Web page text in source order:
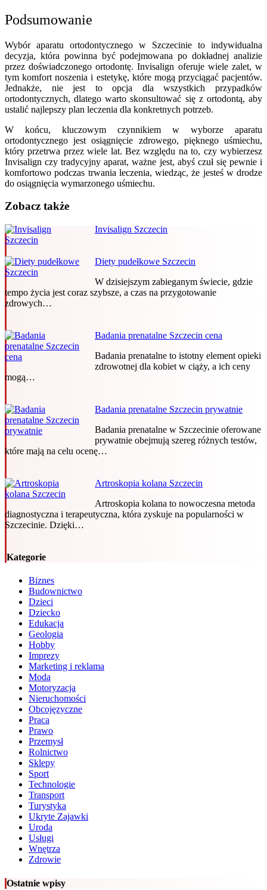
Podsumowanie
Wybór aparatu ortodontycznego w Szczecinie to indywidualna
decyzja, która powinna być podejmowana po dokładnej analizie
przez doświadczonego ortodontę. Invisalign oferuje wiele zalet, w
tym komfort noszenia i estetykę, które mogą przyciągać pacjentów.
Jednakże, nie jest to opcja dla wszystkich przypadków
ortodontycznych, dlatego warto skonsultować się z ortodontą, aby
ustalić najlepszy plan leczenia dla konkretnych potrzeb.
W końcu, kluczowym czynnikiem w wyborze aparatu
ortodontycznego jest osiągnięcie zdrowego, pięknego uśmiechu,
który przetrwa przez wiele lat. Bez względu na to, czy wybierzesz
Invisalign czy tradycyjny aparat, ważne jest, abyś czuł się pewnie i
komfortowo podczas trwania leczenia, wiedząc, że jesteś w drodze
do osiągnięcia wymarzonego uśmiechu.
Zobacz także
Invisalign Szczecin
Diety pudełkowe Szczecin
W dzisiejszym zabieganym świecie, gdzie
tempo życia jest coraz szybsze, a czas na przygotowanie
zdrowych…
Badania prenatalne Szczecin cena
Badania prenatalne to istotny element opieki
zdrowotnej dla kobiet w ciąży, a ich ceny
mogą…
Badania prenatalne Szczecin prywatnie
Badania prenatalne w Szczecinie oferowane
prywatnie obejmują szereg różnych testów,
które mają na celu ocenę…
Artroskopia kolana Szczecin
Artroskopia kolana to nowoczesna metoda
diagnostyczna i terapeutyczna, która zyskuje na popularności w
Szczecinie. Dzięki…
Kategorie
Biznes
Budownictwo
Dzieci
Dziecko
Edukacja
Geologia
Hobby
Imprezy
Marketing i reklama
Moda
Motoryzacja
Nieruchomości
Obcojęzyczne
Praca
Prawo
Przemysł
Rolnictwo
Sklepy
Sport
Technologie
Transport
Turystyka
Ukryte Zajawki
Uroda
Usługi
Wnętrza
Zdrowie
Ostatnie wpisy